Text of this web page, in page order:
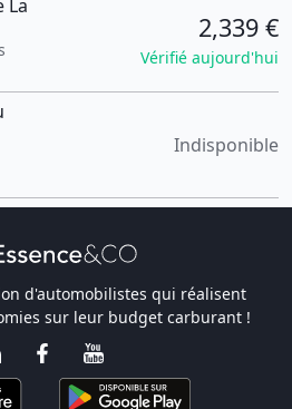
La
2,339 €
Vérifié aujourd'hui
Indisponible
d'automobilistes qui réalisent
sur leur budget carburant !